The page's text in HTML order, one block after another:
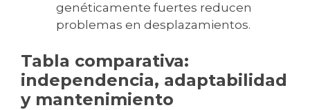
genéticamente fuertes reducen
problemas en desplazamientos.
Tabla comparativa:
independencia, adaptabilidad
y mantenimiento